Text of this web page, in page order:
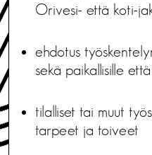
Orivesi- että koti-
ehdotus
sekä paikallisille
tilalliset tai muut
tarpeet ja toiveet